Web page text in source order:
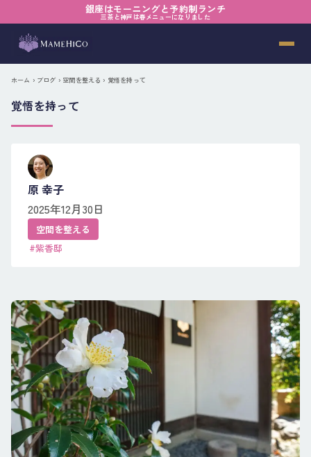
銀座はモーニングと予約制ランチ
三茶と神戸は春メニューになりました
ホーム › ブログ › 空間を整える › 覚悟を持って
覚悟を持って
原 幸子
2025年12月30日
空間を整える
#紫香邸